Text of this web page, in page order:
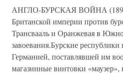
АНГЛО-БУРСКАЯ ВОЙНА
Британской империи против
Трансвааль и Оранжевая в
завоевания.Бурские
Германией, поставлявшей им
магазинные винтовки «маузер»,